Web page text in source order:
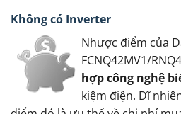
Không có Inverter
Nhược điểm của
FCNQ42MV1/
hợp công nghệ
kiệm điện. Dĩ